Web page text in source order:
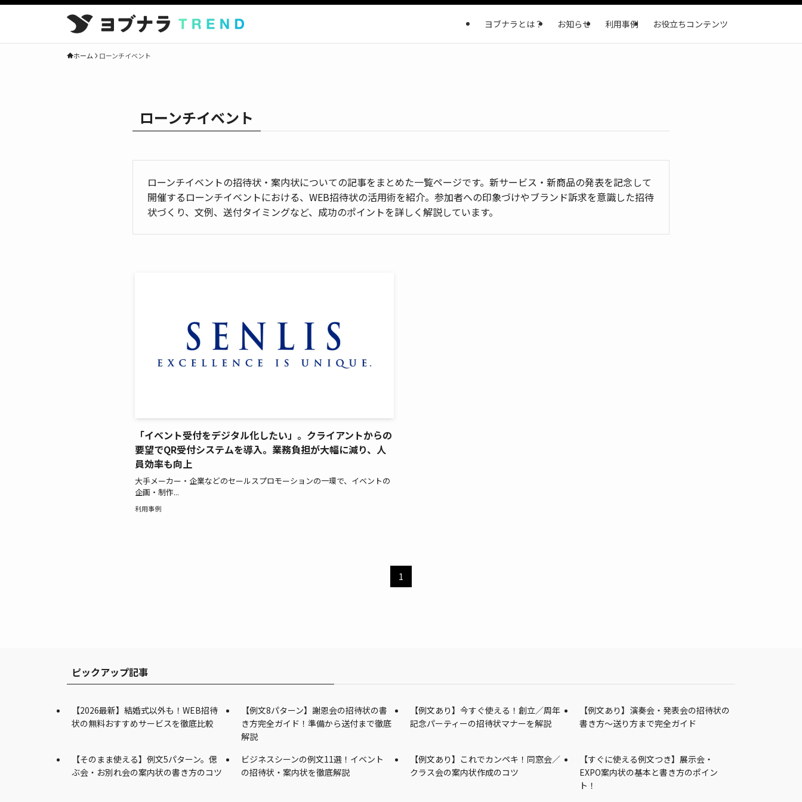
ヨブナラとは？ お知らせ 利用事例 お役立ちコンテンツ
ホーム ローンチイベント
ローンチイベント
ローンチイベントの招待状・案内状についての記事をまとめた一覧ページです。新サービス・新商品の発表を記念して
開催するローンチイベントにおける、WEB招待状の活用術を紹介。参加者への印象づけやブランド訴求を意識した招待
状づくり、文例、送付タイミングなど、成功のポイントを詳しく解説しています。
「イベント受付をデジタル化したい」。クライアントからの
要望でQR受付システムを導入。業務負担が大幅に減り、人
員効率も向上
大手メーカー・企業などのセールスプロモーションの一環で、イベントの
企画・制作...
利用事例
1
ピックアップ記事
【2026最新】結婚式以外も！WEB招待
状の無料おすすめサービスを徹底比較
【例文8パターン】謝恩会の招待状の書
き方完全ガイド！準備から送付まで徹底
解説
【例文あり】今すぐ使える！創立／周年
記念パーティーの招待状マナーを解説
【例文あり】演奏会・発表会の招待状の
書き方～送り方まで完全ガイド
【そのまま使える】例文5パターン。偲
ぶ会・お別れ会の案内状の書き方のコツ
ビジネスシーンの例文11選！イベント
の招待状・案内状を徹底解説
【例文あり】これでカンペキ！同窓会／
クラス会の案内状作成のコツ
【すぐに使える例文つき】展示会・
EXPO案内状の基本と書き方のポイン
ト！